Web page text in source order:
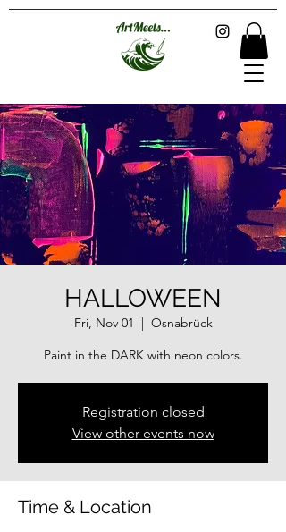
HALLOWEEN
Fri, Nov 01
  |
Osnabrück
Paint in the DARK with neon colors.
Registration closed
View other events now
Time & Location